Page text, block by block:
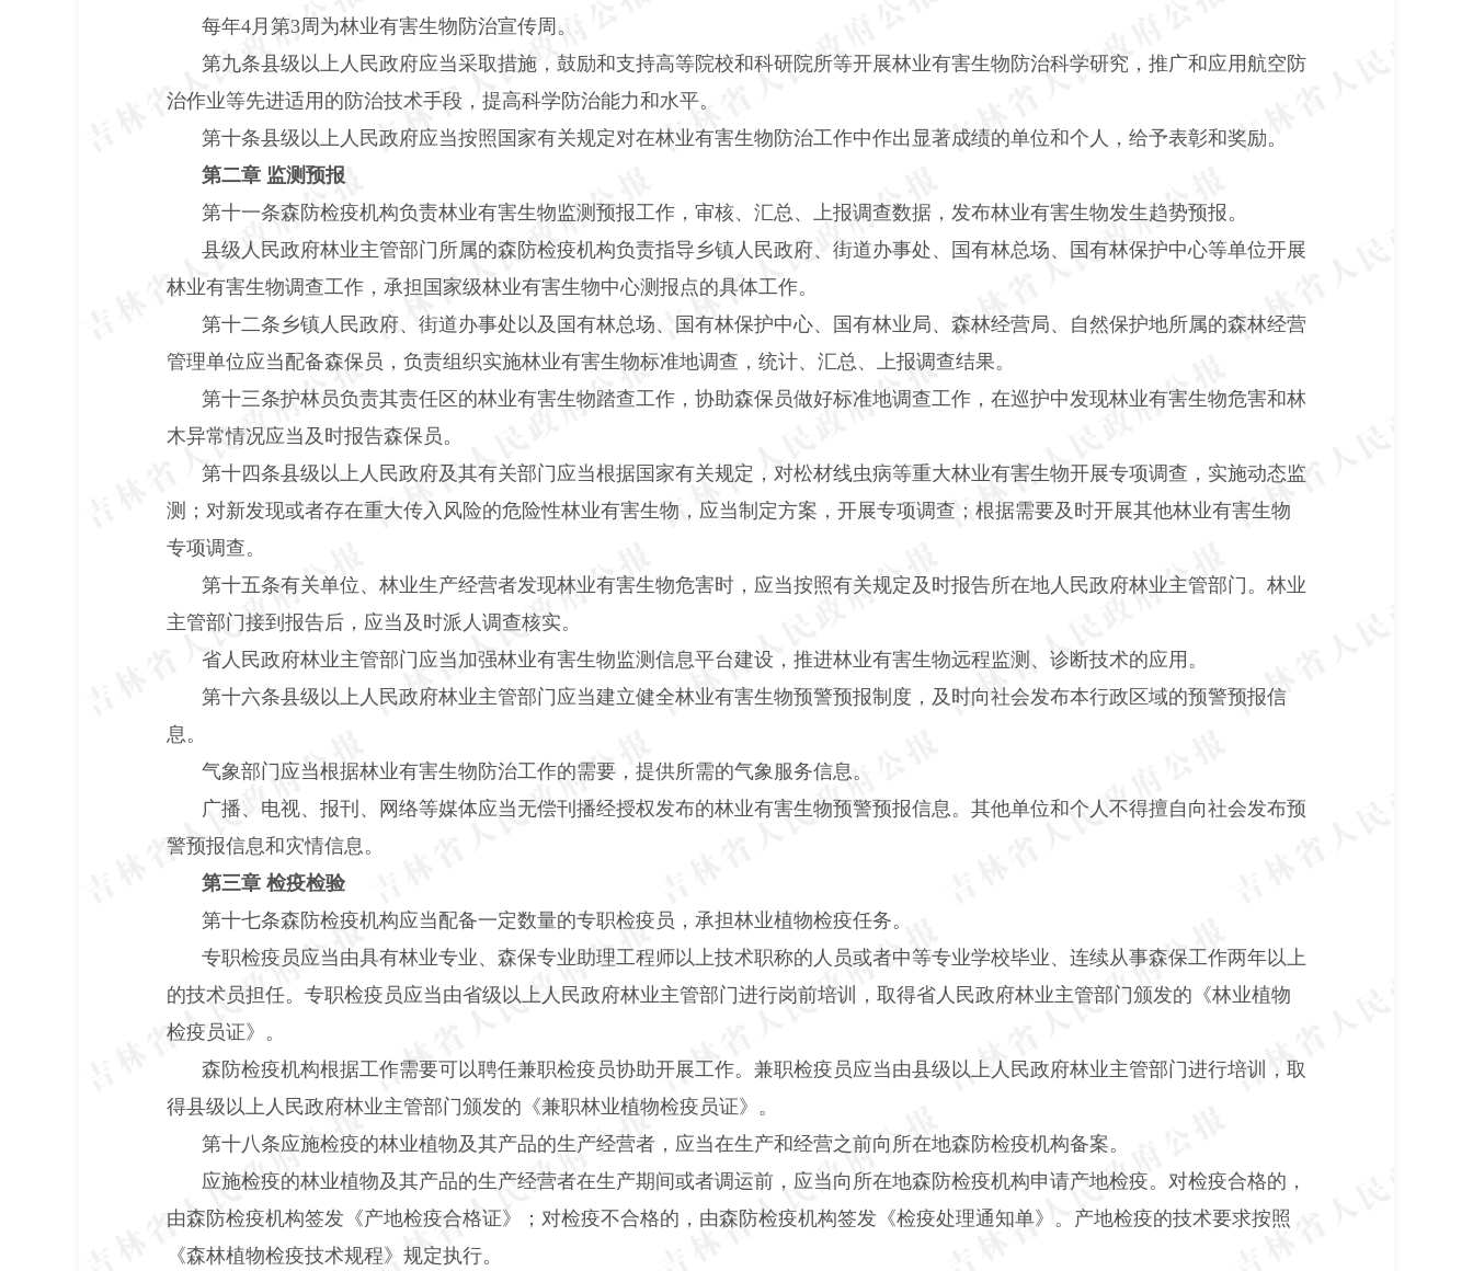
每年4月第3周为林业有害生物防治宣传周。
第九条县级以上人民政府应当采取措施，鼓励和支持高等院校和科研院所等开展林业有害生物防治科学研究，推广和应用航空防
治作业等先进适用的防治技术手段，提高科学防治能力和水平。
第十条县级以上人民政府应当按照国家有关规定对在林业有害生物防治工作中作出显著成绩的单位和个人，给予表彰和奖励。
第二章 监测预报
第十一条森防检疫机构负责林业有害生物监测预报工作，审核、汇总、上报调查数据，发布林业有害生物发生趋势预报。
县级人民政府林业主管部门所属的森防检疫机构负责指导乡镇人民政府、街道办事处、国有林总场、国有林保护中心等单位开展
林业有害生物调查工作，承担国家级林业有害生物中心测报点的具体工作。
第十二条乡镇人民政府、街道办事处以及国有林总场、国有林保护中心、国有林业局、森林经营局、自然保护地所属的森林经营
管理单位应当配备森保员，负责组织实施林业有害生物标准地调查，统计、汇总、上报调查结果。
第十三条护林员负责其责任区的林业有害生物踏查工作，协助森保员做好标准地调查工作，在巡护中发现林业有害生物危害和林
木异常情况应当及时报告森保员。
第十四条县级以上人民政府及其有关部门应当根据国家有关规定，对松材线虫病等重大林业有害生物开展专项调查，实施动态监
测；对新发现或者存在重大传入风险的危险性林业有害生物，应当制定方案，开展专项调查；根据需要及时开展其他林业有害生物
专项调查。
第十五条有关单位、林业生产经营者发现林业有害生物危害时，应当按照有关规定及时报告所在地人民政府林业主管部门。林业
主管部门接到报告后，应当及时派人调查核实。
省人民政府林业主管部门应当加强林业有害生物监测信息平台建设，推进林业有害生物远程监测、诊断技术的应用。
第十六条县级以上人民政府林业主管部门应当建立健全林业有害生物预警预报制度，及时向社会发布本行政区域的预警预报信
息。
气象部门应当根据林业有害生物防治工作的需要，提供所需的气象服务信息。
广播、电视、报刊、网络等媒体应当无偿刊播经授权发布的林业有害生物预警预报信息。其他单位和个人不得擅自向社会发布预
警预报信息和灾情信息。
第三章 检疫检验
第十七条森防检疫机构应当配备一定数量的专职检疫员，承担林业植物检疫任务。
专职检疫员应当由具有林业专业、森保专业助理工程师以上技术职称的人员或者中等专业学校毕业、连续从事森保工作两年以上
的技术员担任。专职检疫员应当由省级以上人民政府林业主管部门进行岗前培训，取得省人民政府林业主管部门颁发的《林业植物
检疫员证》。
森防检疫机构根据工作需要可以聘任兼职检疫员协助开展工作。兼职检疫员应当由县级以上人民政府林业主管部门进行培训，取
得县级以上人民政府林业主管部门颁发的《兼职林业植物检疫员证》。
第十八条应施检疫的林业植物及其产品的生产经营者，应当在生产和经营之前向所在地森防检疫机构备案。
应施检疫的林业植物及其产品的生产经营者在生产期间或者调运前，应当向所在地森防检疫机构申请产地检疫。对检疫合格的，
由森防检疫机构签发《产地检疫合格证》；对检疫不合格的，由森防检疫机构签发《检疫处理通知单》。产地检疫的技术要求按照
《森林植物检疫技术规程》规定执行。